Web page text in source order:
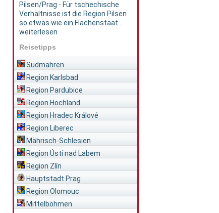
Pilsen/Prag - Für tschechische
Verhältnisse ist die Region Pilsen
so etwas wie ein Flächenstaat...
weiterlesen
Reisetipps
Südmähren
Region Karlsbad
Region Pardubice
Region Hochland
Region Hradec Králové
Region Liberec
Mährisch-Schlesien
Region Ústí nad Labem
Region Zlín
Hauptstadt Prag
Region Olomouc
Mittelböhmen